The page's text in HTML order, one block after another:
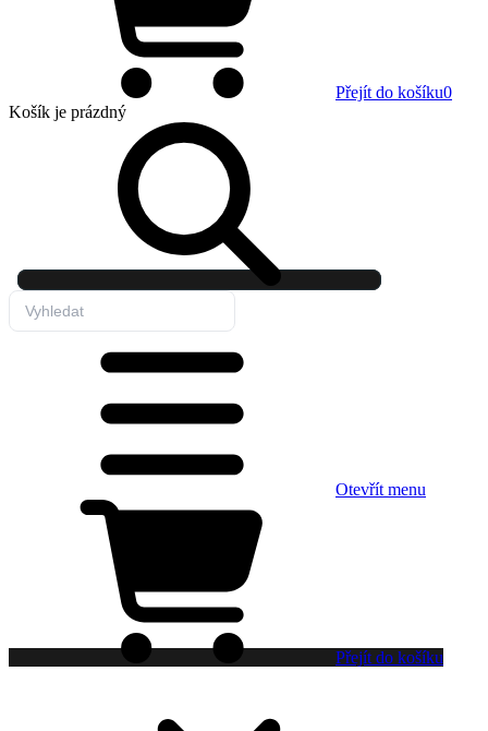
Přejít do košíku0
Košík je prázdný
Otevřít menu
Přejít do košíku